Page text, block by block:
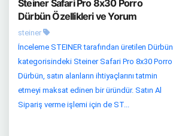
Steiner Safari Pro 8x30 Porro
Dürbün Özellikleri ve Yorum
steiner
İnceleme STEINER tarafından üretilen Dürbün
kategorisindeki Steiner Safari Pro 8x30 Porro
Dürbün, satın alanların ihtiyaçlarını tatmin
etmeyi maksat edinen bir üründür. Satın Al
Sipariş verme işlemi için de ST...